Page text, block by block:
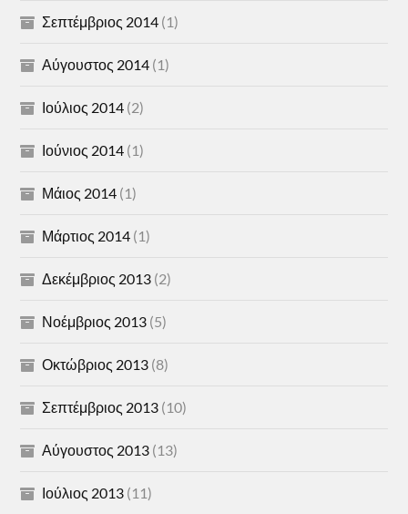
Σεπτέμβριος 2014 (1)
Αύγουστος 2014 (1)
Ιούλιος 2014 (2)
Ιούνιος 2014 (1)
Μάιος 2014 (1)
Μάρτιος 2014 (1)
Δεκέμβριος 2013 (2)
Νοέμβριος 2013 (5)
Οκτώβριος 2013 (8)
Σεπτέμβριος 2013 (10)
Αύγουστος 2013 (13)
Ιούλιος 2013 (11)